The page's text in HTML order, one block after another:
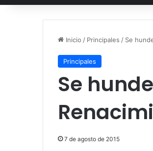
Inicio / Principales / Se
Principales
Se
7 de agosto de 2015